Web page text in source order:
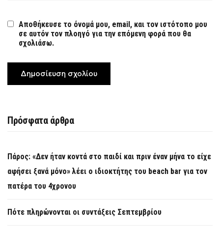
Αποθήκευσε το όνομά μου, email, και τον ιστότοπο μου
σε αυτόν τον πλοηγό για την επόμενη φορά που θα
σχολιάσω.
Πρόσφατα άρθρα
Πάρος: «Δεν ήταν κοντά στο παιδί και πριν έναν μήνα το είχε
αφήσει ξανά μόνο» λέει ο ιδιοκτήτης του beach bar για τον
πατέρα του 4χρονου
Πότε πληρώνονται οι συντάξεις Σεπτεμβρίου